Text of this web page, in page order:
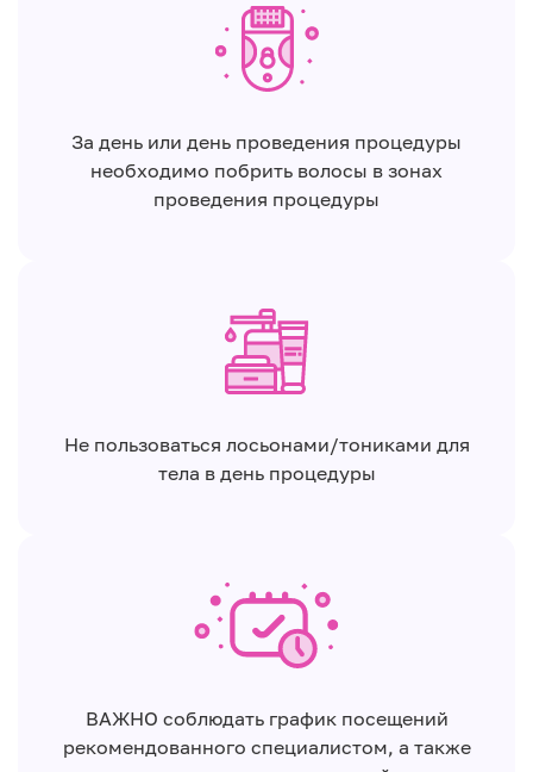
За день или день проведения процедуры
необходимо побрить волосы в зонах
проведения процедуры
Не пользоваться лосьонами/тониками для
тела в день процедуры
ВАЖНО соблюдать график посещений
рекомендованного специалистом, а также